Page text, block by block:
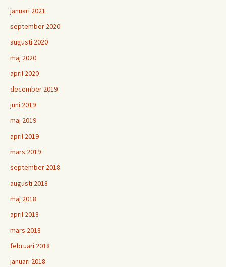
januari 2021
september 2020
augusti 2020
maj 2020
april 2020
december 2019
juni 2019
maj 2019
april 2019
mars 2019
september 2018
augusti 2018
maj 2018
april 2018
mars 2018
februari 2018
januari 2018